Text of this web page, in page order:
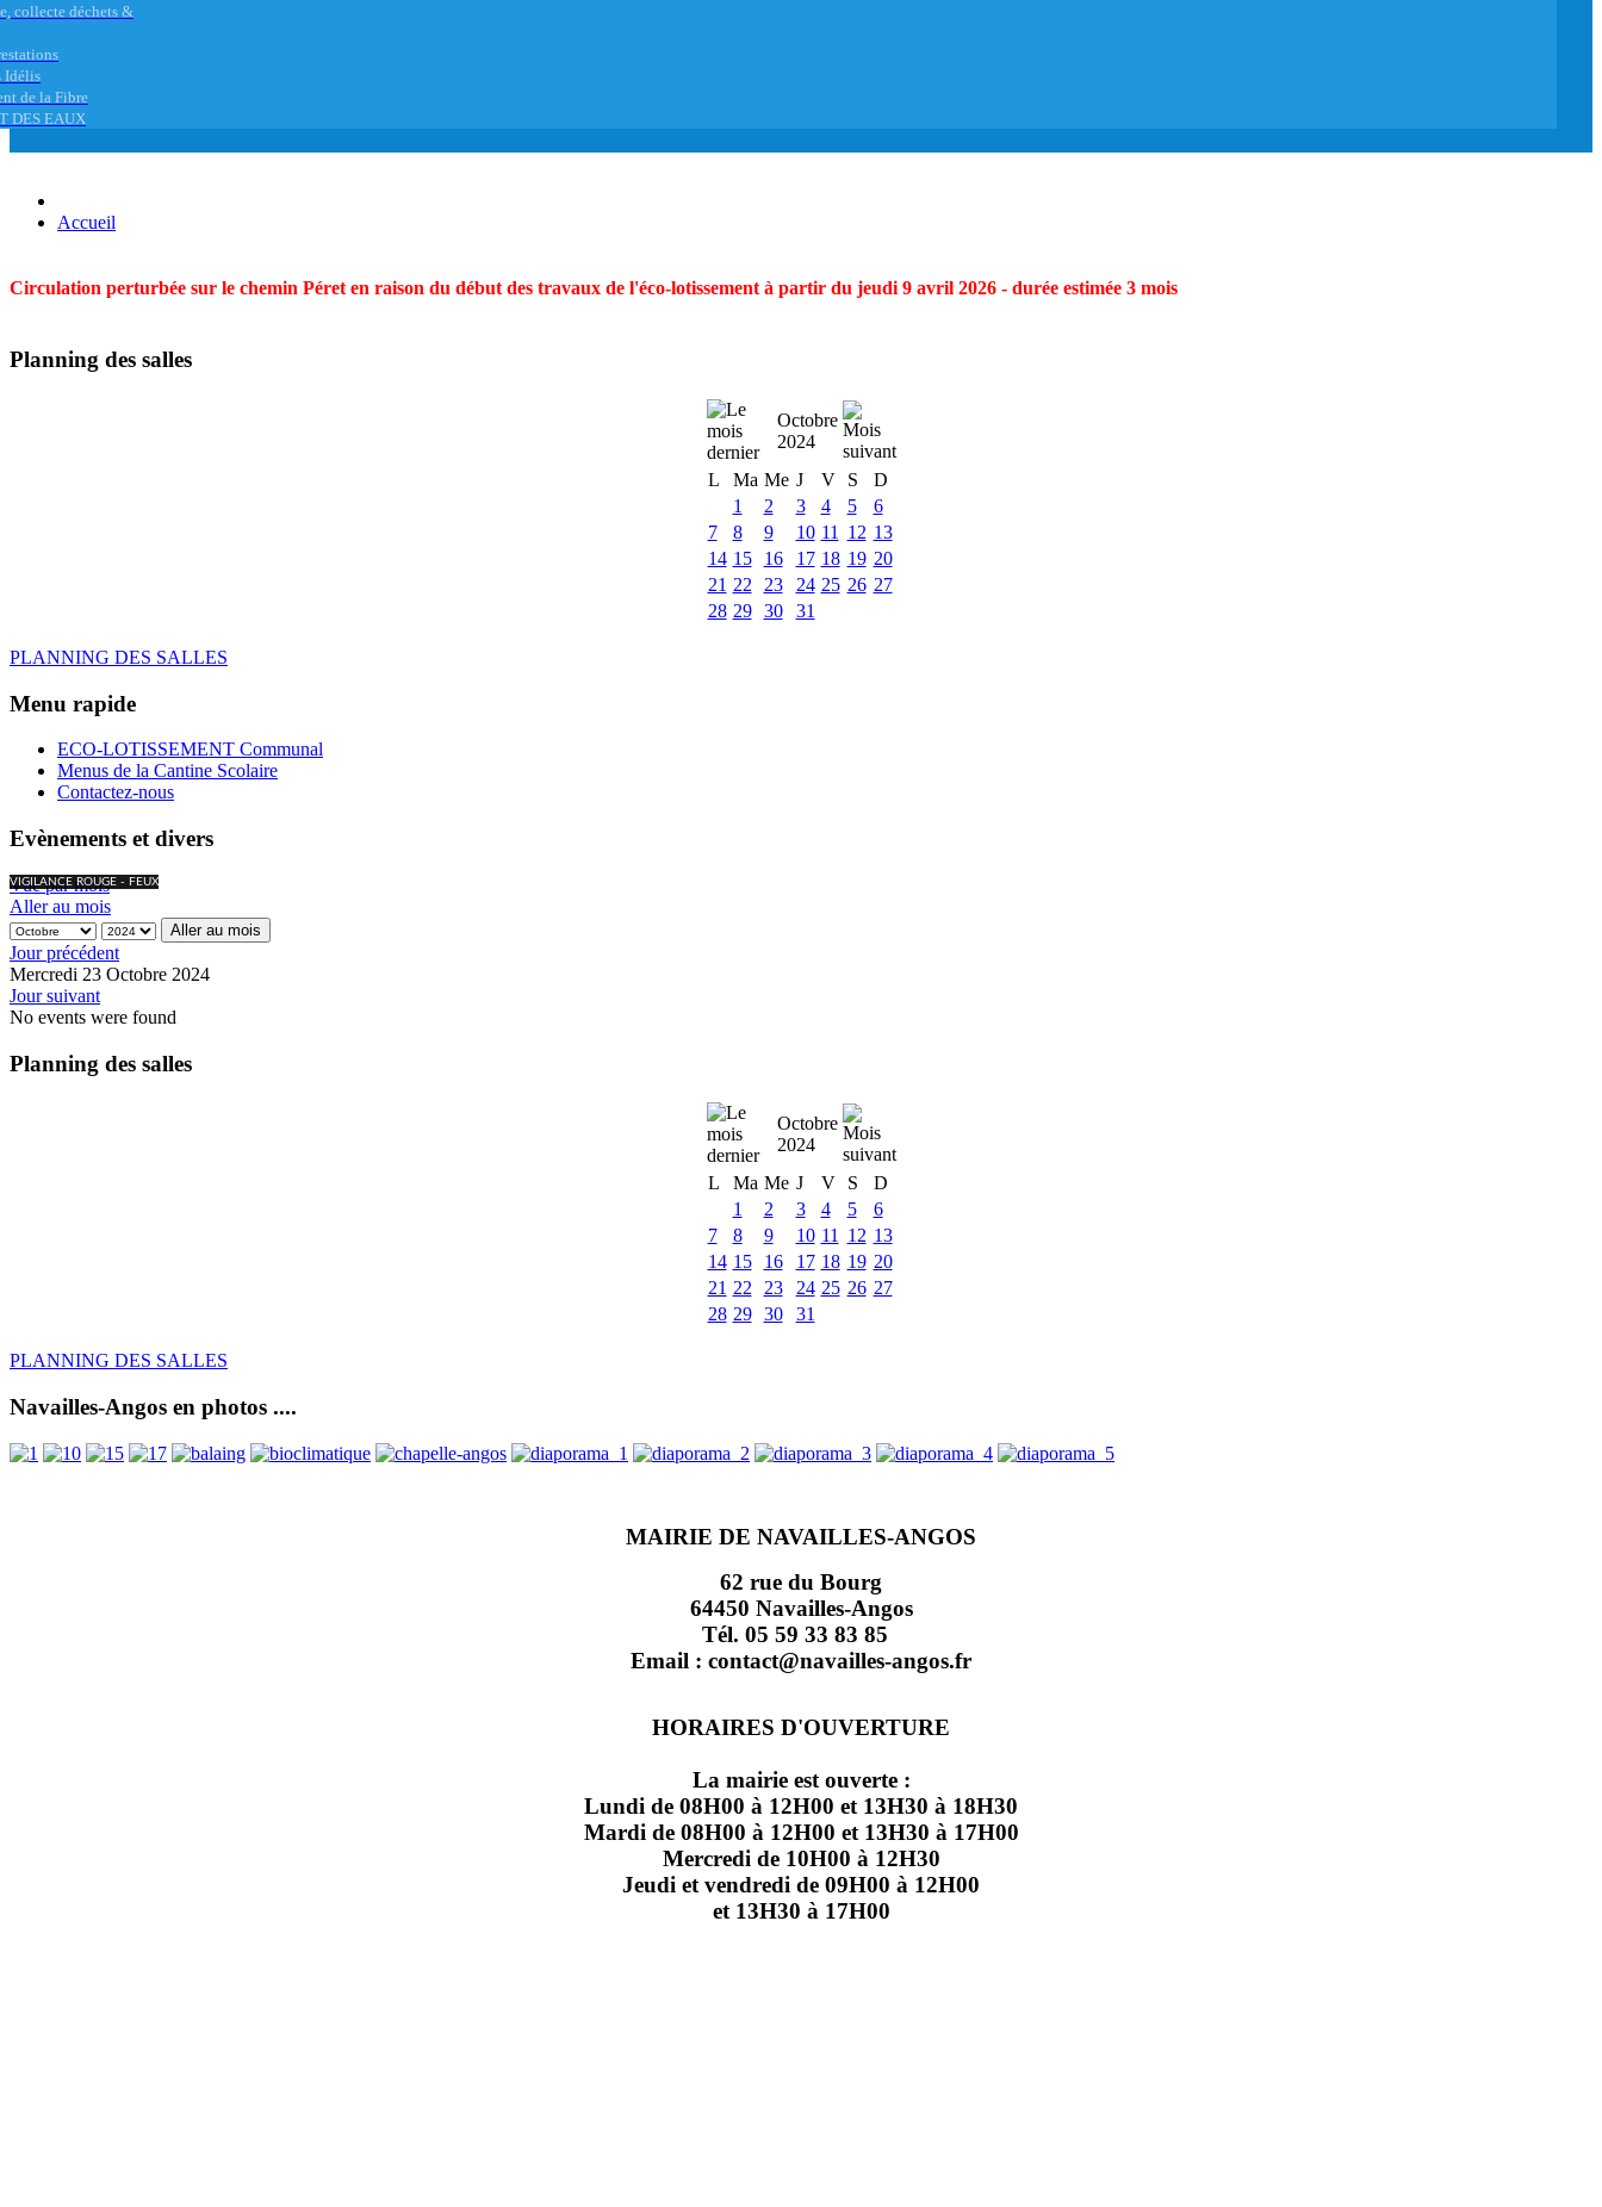
collecte déchets &
Idélis
de la Fibre
DES EAUX
Accueil
Circulation perturbée sur le chemin Péret en raison du début des travaux de l'éco-lotissement à partir du jeudi 9 avril 2026 - durée estimée 3 mois
Planning des salles
Octobre
2024
L
Ma Me J V S
D
1
2 3 4 5
6
7
8 9 10 11 12 13
14 15 16 17 18 19 20
21 22 23 24 25 26 27
28 29 30 31
PLANNING DES SALLES
Menu rapide
ECO-LOTISSEMENT Communal
Menus de la Cantine Scolaire
Contactez-nous
Evènements et divers
VIGILANCE ROUGE - FEUX
Vue par mois
Aller au mois
Aller au mois
Jour précédent
Mercredi 23 Octobre 2024
Jour suivant
No events were found
Planning des salles
Octobre
2024
L
Ma Me J V S
D
1
2 3 4 5
6
7
8 9 10 11 12 13
14 15 16 17 18 19 20
21 22 23 24 25 26 27
28 29 30 31
PLANNING DES SALLES
Navailles-Angos en photos ....
MAIRIE DE NAVAILLES-ANGOS
62 rue du Bourg
64450 Navailles-Angos
Tél. 05 59 33 83 85
Email : contact@navailles-angos.fr
HORAIRES D'OUVERTURE
La mairie est ouverte :
Lundi de 08H00 à 12H00 et 13H30 à 18H30
Mardi de 08H00 à 12H00 et 13H30 à 17H00
Mercredi de 10H00 à 12H30
Jeudi et vendredi de 09H00 à 12H00
et 13H30 à 17H00